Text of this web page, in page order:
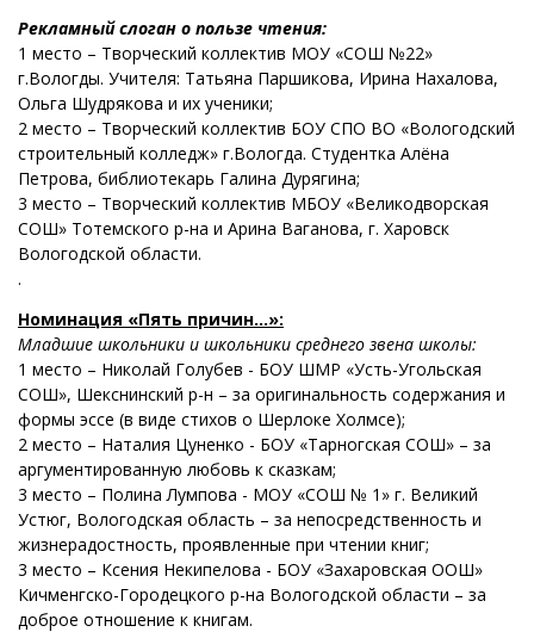
Рекламный слоган о пользе чтения:
1 место – Творческий коллектив МОУ «СОШ №22»
г.Вологды. Учителя: Татьяна Паршикова, Ирина Нахалова,
Ольга Шудрякова и их ученики;
2 место – Творческий коллектив БОУ СПО ВО «Вологодский
строительный колледж» г.Вологда. Студентка Алёна
Петрова, библиотекарь Галина Дурягина;
3 место – Творческий коллектив МБОУ «Великодворская
СОШ» Тотемского р-на и Арина Ваганова, г. Харовск
Вологодской области.
.
Номинация «Пять причин…»:
Младшие школьники и школьники среднего звена школы:
1 место – Николай Голубев - БОУ ШМР «Усть-Угольская
СОШ», Шекснинский р-н – за оригинальность содержания и
формы эссе (в виде стихов о Шерлоке Холмсе);
2 место – Наталия Цуненко - БОУ «Тарногская СОШ» – за
аргументированную любовь к сказкам;
3 место – Полина Лумпова - МОУ «СОШ № 1» г. Великий
Устюг, Вологодская область – за непосредственность и
жизнерадостность, проявленные при чтении книг;
3 место – Ксения Некипелова - БОУ «Захаровская ООШ»
Кичменгско-Городецкого р-на Вологодской области – за
доброе отношение к книгам.